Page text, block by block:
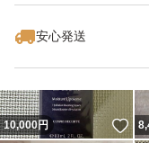
安心発送
10,000円